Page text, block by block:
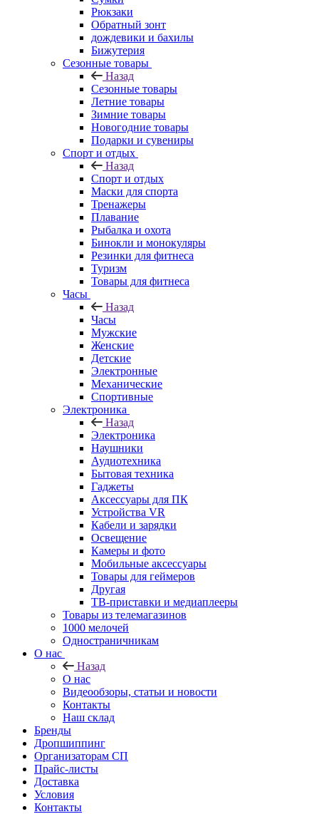
Рюкзаки
Обратный зонт
дождевики и бахилы
Бижутерия
Сезонные товары
Назад
Сезонные товары
Летние товары
Зимние товары
Новогодние товары
Подарки и сувениры
Спорт и отдых
Назад
Спорт и отдых
Маски для спорта
Тренажеры
Плавание
Рыбалка и охота
Бинокли и монокуляры
Резинки для фитнеса
Туризм
Товары для фитнеса
Часы
Назад
Часы
Мужские
Женские
Детские
Электронные
Механические
Спортивные
Электроника
Назад
Электроника
Наушники
Аудиотехника
Бытовая техника
Гаджеты
Аксессуары для ПК
Устройства VR
Кабели и зарядки
Освещение
Камеры и фото
Мобильные аксессуары
Товары для геймеров
Другая
ТВ-приставки и медиаплееры
Товары из телемагазинов
1000 мелочей
Одностраничникам
О нас
Назад
О нас
Видеообзоры, статьи и новости
Контакты
Наш склад
Бренды
Дропшиппинг
Организаторам СП
Прайс-листы
Доставка
Условия
Контакты